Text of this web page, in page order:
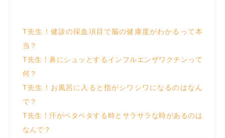
T先生！健診の採血項目で脳の健康度がわかるって本
当？
T先生！鼻にシュッとするインフルエンザワクチンって
何？
T先生！お風呂に入ると指がシワシワになるのはなん
で？
T先生！汗がベタベタする時とサラサラな時があるのは
なんで？